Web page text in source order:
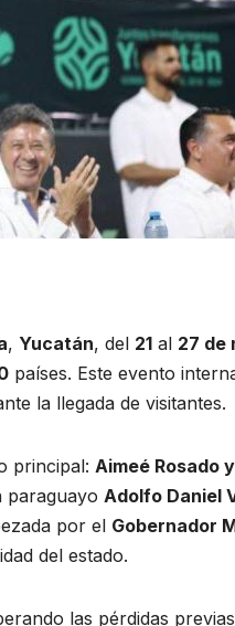
, Yucatán, del 21 al 27 de
países. Este evento
la llegada de visitantes.
principal: Aimeé Rosado
paraguayo Adolfo Daniel
por el Gobernador
del estado.
las pérdidas